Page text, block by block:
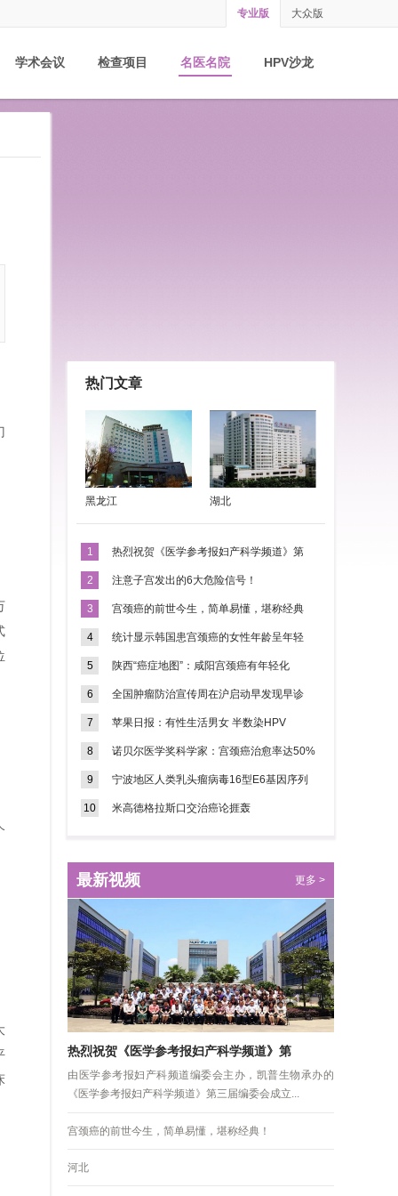
专业版 大众版
学术会议 检查项目 名医名院 HPV沙龙
热门文章
黑龙江 湖北
1 热烈祝贺《医学参考报妇产科学频道》第
2 注意子宫发出的6大危险信号！
3 宫颈癌的前世今生，简单易懂，堪称经典
4 统计显示韩国患宫颈癌的女性年龄呈年轻
5 陕西“癌症地图”：咸阳宫颈癌有年轻化
6 全国肿瘤防治宣传周在沪启动早发现早诊
7 苹果日报：有性生活男女 半数染HPV
8 诺贝尔医学奖科学家：宫颈癌治愈率达50%
9 宁波地区人类乳头瘤病毒16型E6基因序列
10 米高德格拉斯口交治癌论捱轰
更多 >
最新视频
热烈祝贺《医学参考报妇产科学频道》第
由医学参考报妇产科频道编委会主办，凯普生物承办的
《医学参考报妇产科学频道》第三届编委会成立...
宫颈癌的前世今生，简单易懂，堪称经典！
河北